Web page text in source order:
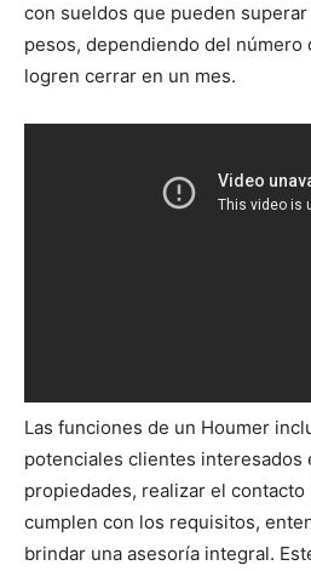
con sueldos que pueden
pesos, dependiendo del número
logren cerrar en un mes.
Las funciones de un Houmer
potenciales clientes interesados
propiedades, realizar el
cumplen con los requisitos,
brindar una asesoría integral.